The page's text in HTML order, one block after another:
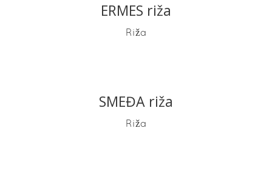
READ MORE
ERMES riža
Riža
READ MORE
SMEĐA riža
Riža